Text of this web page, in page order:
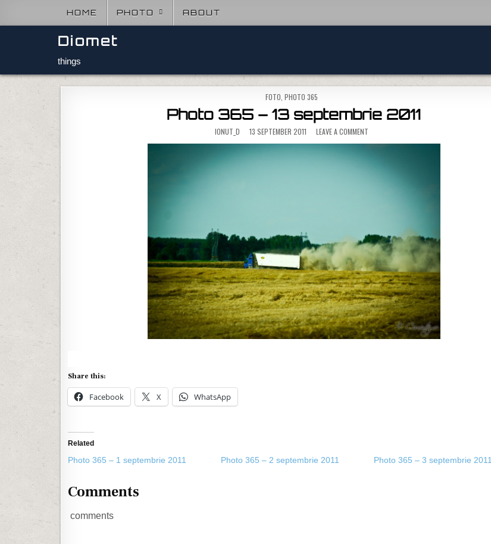
HOME PHOTO ABOUT
Diomet
things
POSTED IN
FOTO ,PHOTO 365
Photo 365 – 13 septembrie 2011
IONUT_D 13 SEPTEMBER 2011 LEAVE A COMMENT
Share this:
Facebook X WhatsApp
Related
Photo 365 – 1 septembrie 2011 Photo 365 – 2 septembrie 2011 Photo 365 – 3 septembrie 2011
Comments
comments